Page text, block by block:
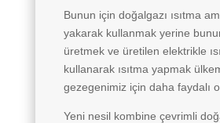
Bunun için doğalgazı ısıtma
yakarak kullanmak yerine
üretmek ve üretilen elektrikle
kullanarak ısıtma yapmak
gezegenimiz için daha faydalı
Yeni nesil kombine çevrimli